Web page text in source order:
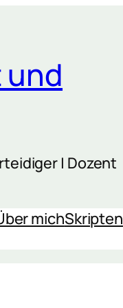
| Dozent
michSkripten